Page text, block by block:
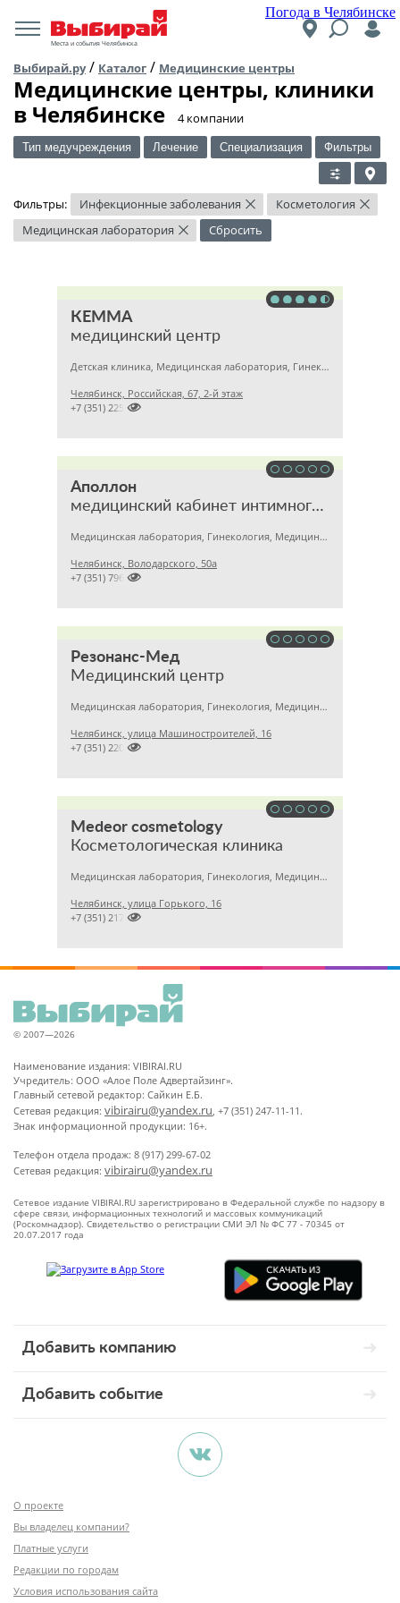
Погода в Челябинске
Места и события Челябинска
Выбирай.ру/ Каталог / Медицинские центры
Медицинские центры, клиники
в Челябинске
​4 компании
Тип медучреждения Лечение Специализация Фильтры
Фильтры: Инфекционные заболевания × Косметология ×
Медицинская лаборатория × Сбросить
КЕММА
медицинский центр
Детская клиника, Медицинская лаборатория, Гинекология
Челябинск, Российская, 67, 2-й этаж

+7 (351) 2256145
Аполлон
медицинский кабинет интимного здоровья
Медицинская лаборатория, Гинекология, Медицинский центр
Челябинск, Володарского, 50а

+7 (351) 7963215
Резонанс-Мед
Медицинский центр
Медицинская лаборатория, Гинекология, Медицинский центр
Челябинск, улица Машиностроителей, 16

+7 (351) 2201031
Medeor cosmetology
Косметологическая клиника
Медицинская лаборатория, Гинекология, Медицинский центр
Челябинск, улица Горького, 16

+7 (351) 2170122
© 2007—2026
Наименование издания: VIBIRAI.RU
Учредитель: ООО «Алое Поле Адвертайзинг».
Главный сетевой редактор: Сайкин Е.Б.
Сетевая редакция: vibirairu@yandex.ru, +7 (351) 247-11-11.
Знак информационной продукции: 16+.
Телефон отдела продаж: 8 (917) 299-67-02
Сетевая редакция: vibirairu@yandex.ru
Сетевое издание VIBIRAI.RU зарегистрировано в Федеральной службе по надзору в
сфере связи, информационных технологий и массовых коммуникаций
(Роскомнадзор). Свидетельство о регистрации СМИ ЭЛ № ФС 77 - 70345 от
20.07.2017 года
Добавить компанию
Добавить событие
О проекте
Вы владелец компании?
Платные услуги
Редакции по городам
Условия использования сайта